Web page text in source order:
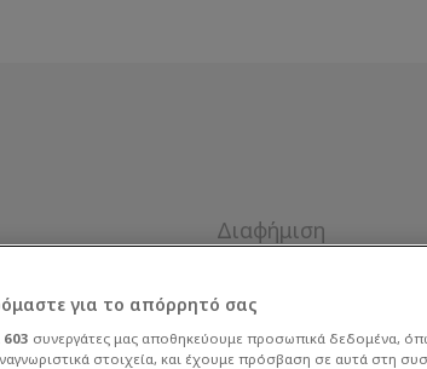
για το απόρρητό σας
603 συνεργάτες μας αποθηκεύουμε προσωπικά δεδομένα,
στοιχεία, και έχουμε πρόσβαση σε αυτά στη